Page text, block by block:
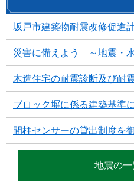
坂戸市建築物耐震改修促進
災害に備えよう ～地震・
木造住宅の耐震診断及び耐
ブロック塀に係る建築基準
間柱センサーの貸出制度を
地震の一